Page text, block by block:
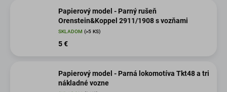
Papierový model - Parný rušeň
Orenstein&Koppel 2911/1908 s vozňami
SKLADOM (>5 KS)
5 €
Papierový model - Parná lokomotíva Tkt48 a tri
nákladné vozne